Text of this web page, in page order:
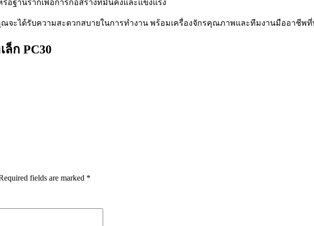
อฐานรากเพื่อการก่อสร้างที่มั่นคงและแข็งแรง
ณจะได้รับความสะดวกสบายในการทำงาน พร้อมเครื่องจักรคุณภาพและทีมงานมืออาชีพ
ล็ก PC30
fields are marked *